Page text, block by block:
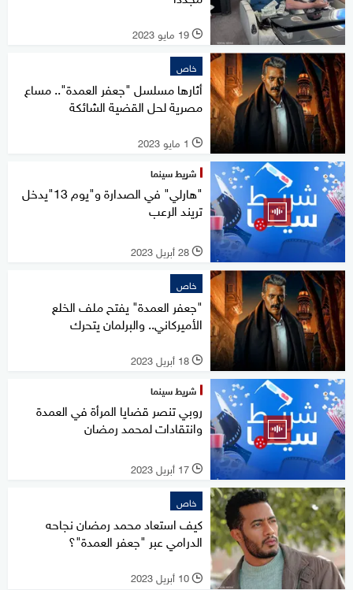
l 19 مايو 2023
خاص
أثارها مسلسل "جعفر العمدة".. مساع
مصرية لحل القضية الشائكة
l 1 مايو 2023
شريط سينما
"هارلي" في الصدارة و"يوم 13"يدخل
تريند الرعب
l 28 أبريل 2023
خاص
"جعفر العمدة" يفتح ملف الخلع
الأميركاني.. والبرلمان يتحرك
l 18 أبريل 2023
شريط سينما
روبي تنصر قضايا المرأة في العمدة
وانتقادات لمحمد رمضان
l 17 أبريل 2023
خاص
كيف استعاد محمد رمضان نجاحه
الدرامي عبر "جعفر العمدة"؟
l 10 أبريل 2023